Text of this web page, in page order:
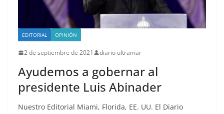
EDITORIAL OPINIÓN
2 de septiembre de 2021 diario ultramar
Ayudemos a gobernar al
presidente Luis Abinader
Nuestro Editorial Miami, Florida, EE. UU. El Diario